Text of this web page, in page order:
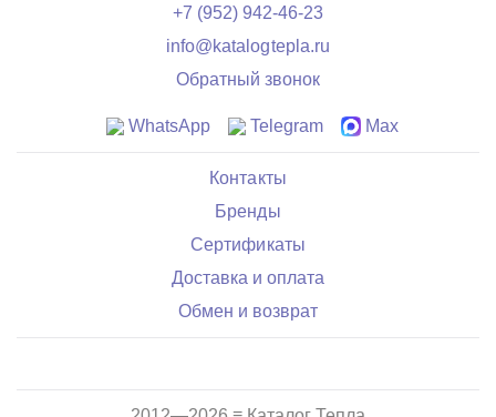
+7 (952) 942-46-23
info@katalogtepla.ru
Обратный звонок
WhatsApp Telegram Max
Контакты
Бренды
Сертификаты
Доставка и оплата
Обмен и возврат